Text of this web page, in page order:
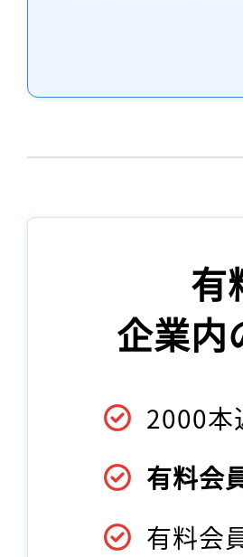
有
企業内
2000本
有料会
有料会